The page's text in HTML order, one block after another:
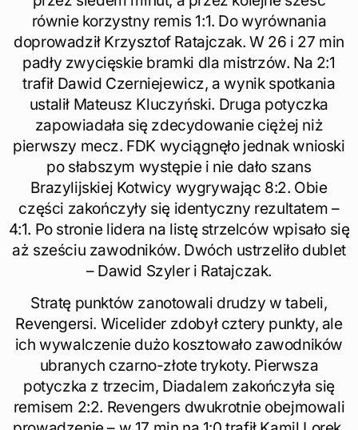
równie korzystny remis 1:1. Do wyrównania
doprowadził Krzysztof Ratajczak. W 26 i 27 min
padły zwycięskie bramki dla mistrzów. Na 2:1
trafił Dawid Czerniejewicz, a wynik spotkania
ustalił Mateusz Kluczyński. Druga potyczka
zapowiadała się zdecydowanie ciężej niż
pierwszy mecz. FDK wyciągnęło jednak wnioski
po słabszym występie i nie dało szans
Brazylijskiej Kotwicy wygrywając 8:2. Obie
części zakończyły się identyczny rezultatem –
4:1. Po stronie lidera na listę strzelców wpisało się
aż sześciu zawodników. Dwóch ustrzeliło dublet
– Dawid Szyler i Ratajczak.
Stratę punktów zanotowali drudzy w tabeli,
Revengersi. Wicelider zdobył cztery punkty, ale
ich wywalczenie dużo kosztowało zawodników
ubranych czarno-złote trykoty. Pierwsza
potyczka z trzecim, Diadalem zakończyła się
remisem 2:2. Revengers dwukrotnie obejmowali